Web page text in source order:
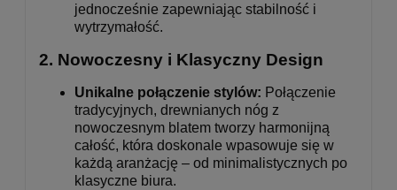
jednocześnie zapewniając stabilność i
wytrzymałość.
2. Nowoczesny i Klasyczny Design
Unikalne połączenie stylów: Połączenie
tradycyjnych, drewnianych nóg z
nowoczesnym blatem tworzy harmonijną
całość, która doskonale wpasowuje się w
każdą aranżację – od minimalistycznych po
klasyczne biura.